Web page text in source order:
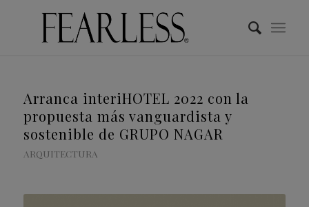
Arranca interiHOTEL 2022 con la
propuesta más vanguardista y
sostenible de GRUPO NAGAR
ARQUITECTURA